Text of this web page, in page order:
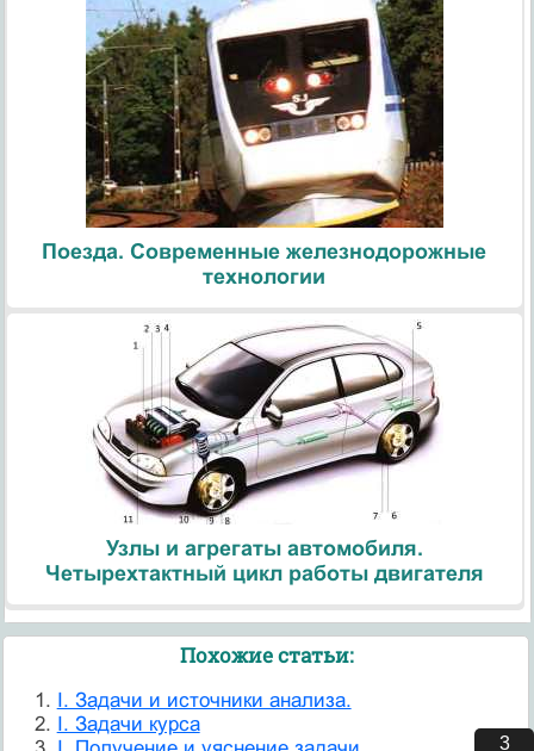
Поезда. Современные железнодорожные
технологии
Узлы и агрегаты автомобиля.
Четырехтактный цикл работы двигателя
Похожие статьи:
I. Задачи и источники анализа.
I. Задачи курса
3